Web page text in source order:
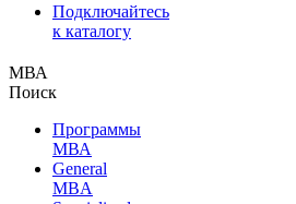
Подключайтесь
к каталогу
МВА
Поиск
Программы
МВА
General
MBA